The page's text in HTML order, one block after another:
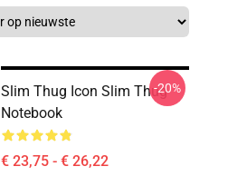
Slim Thug Icon Slim Thug
Notebook
€ 23,75 - € 26,22
-20%